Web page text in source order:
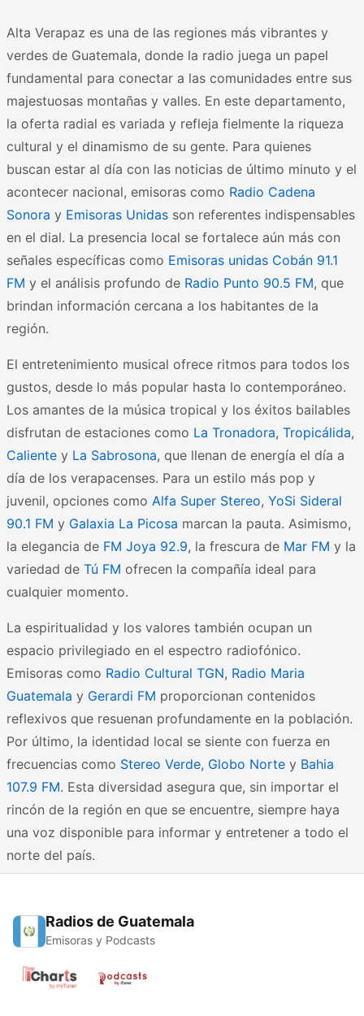
Alta Verapaz es una de las regiones más vibrantes y
verdes de Guatemala, donde la radio juega un papel
fundamental para conectar a las comunidades entre sus
majestuosas montañas y valles. En este departamento,
la oferta radial es variada y refleja fielmente la riqueza
cultural y el dinamismo de su gente. Para quienes
buscan estar al día con las noticias de último minuto y el
acontecer nacional, emisoras como Radio Cadena
Sonora y Emisoras Unidas son referentes indispensables
en el dial. La presencia local se fortalece aún más con
señales específicas como Emisoras unidas Cobán 91.1
FM y el análisis profundo de Radio Punto 90.5 FM, que
brindan información cercana a los habitantes de la
región.
El entretenimiento musical ofrece ritmos para todos los
gustos, desde lo más popular hasta lo contemporáneo.
Los amantes de la música tropical y los éxitos bailables
disfrutan de estaciones como La Tronadora, Tropicálida,
Caliente y La Sabrosona, que llenan de energía el día a
día de los verapacenses. Para un estilo más pop y
juvenil, opciones como Alfa Super Stereo, YoSi Sideral
90.1 FM y Galaxia La Picosa marcan la pauta. Asimismo,
la elegancia de FM Joya 92.9, la frescura de Mar FM y la
variedad de Tú FM ofrecen la compañía ideal para
cualquier momento.
La espiritualidad y los valores también ocupan un
espacio privilegiado en el espectro radiofónico.
Emisoras como Radio Cultural TGN, Radio Maria
Guatemala y Gerardi FM proporcionan contenidos
reflexivos que resuenan profundamente en la población.
Por último, la identidad local se siente con fuerza en
frecuencias como Stereo Verde, Globo Norte y Bahia
107.9 FM. Esta diversidad asegura que, sin importar el
rincón de la región en que se encuentre, siempre haya
una voz disponible para informar y entretener a todo el
norte del país.
Radios de Guatemala
Emisoras y Podcasts